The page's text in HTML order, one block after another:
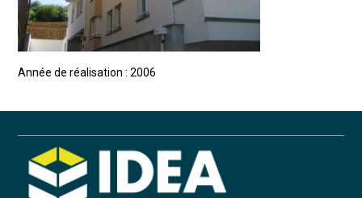
Année de réalisation : 2006